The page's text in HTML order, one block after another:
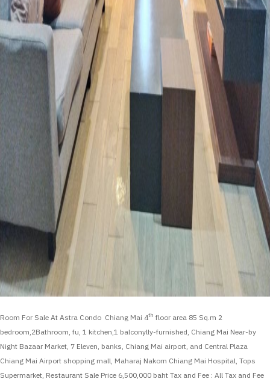
Room For Sale At Astra Condo Chiang Mai 4th floor area 85 Sq.m 2
bedroom,2Bathroom, fu, 1 kitchen,1 balconylly-furnished, Chiang Mai Near-by
Night Bazaar Market, 7 Eleven, banks, Chiang Mai airport, and Central Plaza
Chiang Mai Airport shopping mall, Maharaj Nakorn Chiang Mai Hospital, Tops
Supermarket, Restaurant Sale Price 6,500,000 bahtTax and Fee : All Tax and Fee